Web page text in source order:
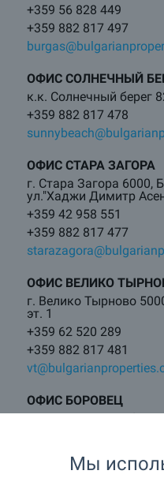
+359 56 828 449
+359 882 817 497
ОФИС СОЛНЕЧНЫЙ
к.к. Солнечный берег
+359 882 817 478
ОФИС СТАРА ЗАГОРА
г. Стара Загора 6000,
ул."Хаджи Димитр
+359 42 958 551
+359 882 817 477
ОФИС ВЕЛИКО
г. Велико Тырново
эт. 1
+359 62 520 289
+359 882 817 481
ОФИС БОРОВЕЦ
г. Самоков 2000, бул.
Мы